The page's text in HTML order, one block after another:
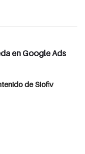
en Google Ads
de Siofiv